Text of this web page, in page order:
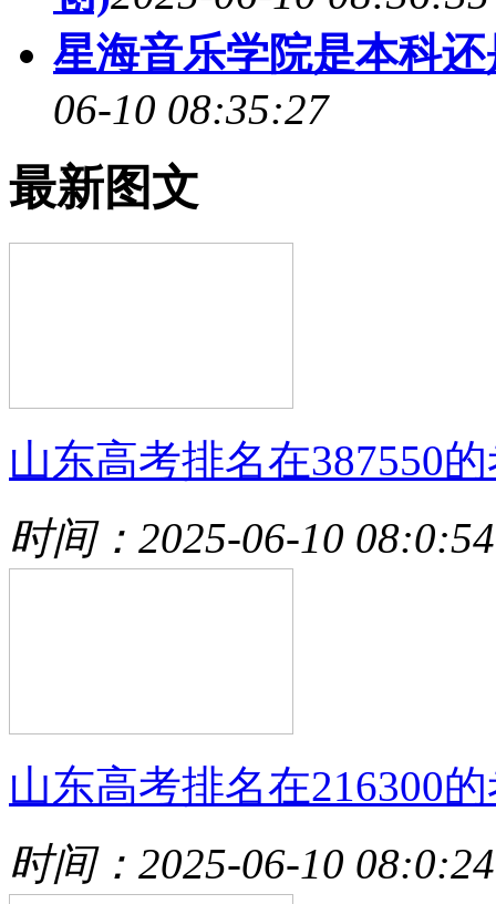
星海音乐学院是本科
06-10 08:35:27
最新图文
山东高考排名在387550
时间：2025-06-10 08:0:54
山东高考排名在216300
时间：2025-06-10 08:0:24